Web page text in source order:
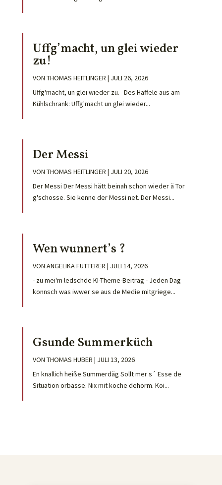
Uffg’macht, un glei wieder
zu!
VON THOMAS HEITLINGER | JULI 26, 2026
Uffg'macht, un glei wieder zu. Des Häffele aus am
Kühlschrank: Uffg'macht un glei wieder...
Der Messi
VON THOMAS HEITLINGER | JULI 20, 2026
Der Messi Der Messi hätt beinah schon wieder ä Tor
g'schosse. Sie kenne der Messi net. Der Messi...
Wen wunnert’s ?
VON ANGELIKA FUTTERER | JULI 14, 2026
- zu mei'm ledschde KI-Theme-Beitrag - Jeden Dag
konnsch was iwwer se aus de Medie mitgriege...
Gsunde Summerküch
VON THOMAS HUBER | JULI 13, 2026
En knallich heiße Summerdäg Sollt mer s´ Esse de
Situation orbasse. Nix mit koche dehorm. Koi...